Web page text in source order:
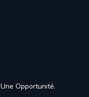
Opportunité.